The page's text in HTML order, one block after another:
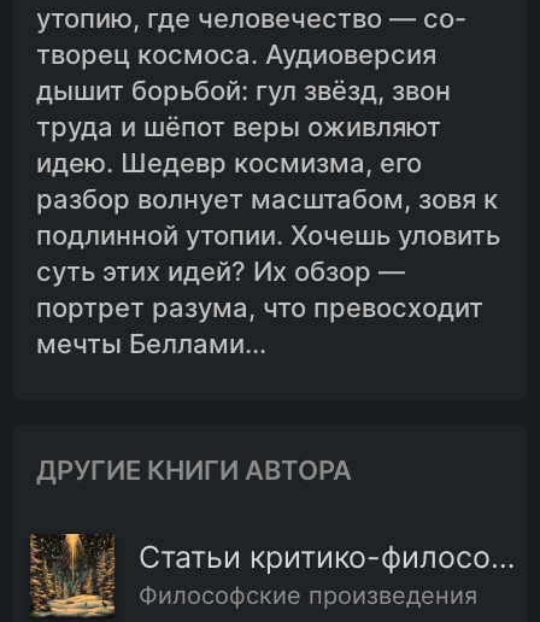
утопию, где человечество — со-
творец космоса. Аудиоверсия
дышит борьбой: гул звёзд, звон
труда и шёпот веры оживляют
идею. Шедевр космизма, его
разбор волнует масштабом, зовя к
подлинной утопии. Хочешь уловить
суть этих идей? Их обзор —
портрет разума, что превосходит
мечты Беллами...
ДРУГИЕ КНИГИ АВТОРА
Статьи критико-философского содержания
Философские произведения